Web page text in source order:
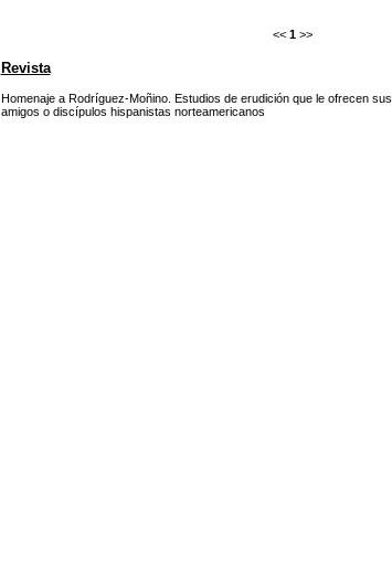
<< 1 >>
Revista
Homenaje a Rodríguez-Moñino. Estudios de erudición que le ofrecen sus
amigos o discípulos hispanistas norteamericanos